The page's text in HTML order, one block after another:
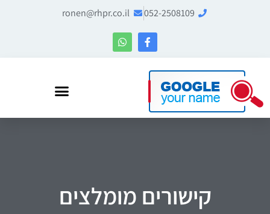
052-2508109
ronen@rhpr.co.il
קישורים מומלצים